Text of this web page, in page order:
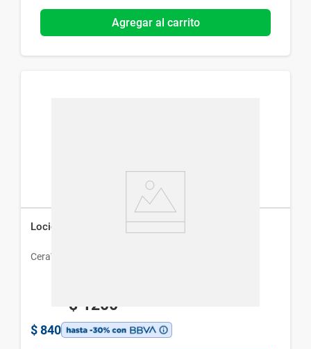
Agregar al carrito
Loción Facial CeraVe Hidratante x 52 ml
CeraVe
$ 1200
$ 840